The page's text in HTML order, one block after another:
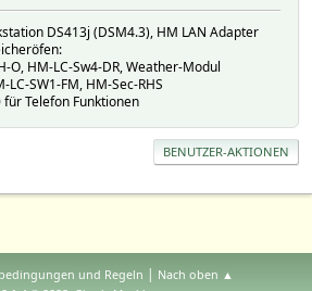
DS413j (DSM4.3), HM LAN Adapter
O, HM-LC-Sw4-DR, Weather-Modul
LC-SW1-FM, HM-Sec-RHS
für Telefon Funktionen
BENUTZER-AKTIONEN
und Regeln | Nach oben ▲